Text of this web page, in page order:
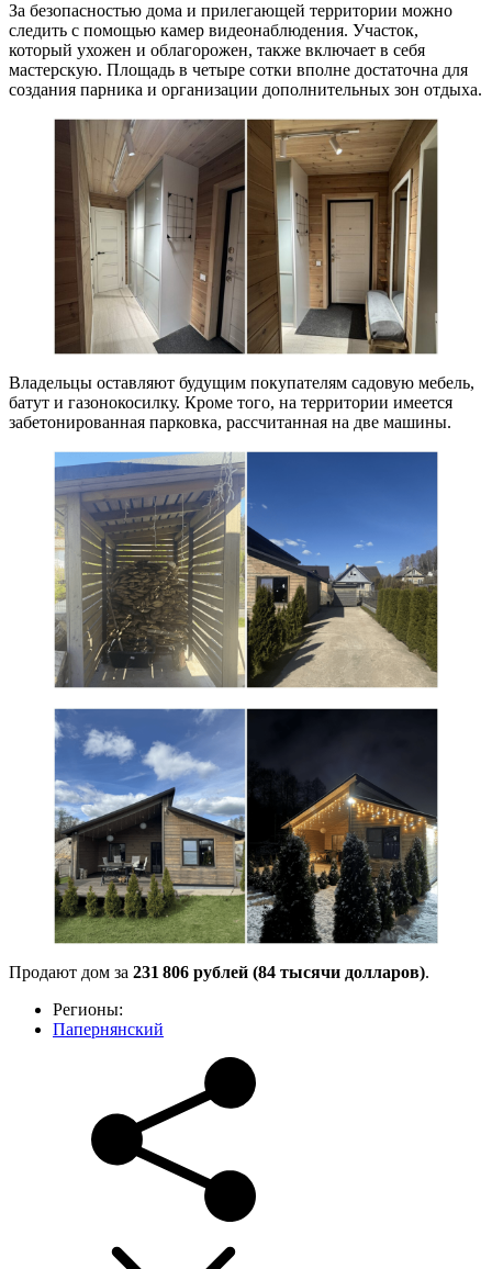
За безопасностью дома и прилегающей территории можно
следить с помощью камер видеонаблюдения. Участок,
который ухожен и облагорожен, также включает в себя
мастерскую. Площадь в четыре сотки вполне достаточна для
создания парника и организации дополнительных зон отдыха.
Владельцы оставляют будущим покупателям садовую мебель,
батут и газонокосилку. Кроме того, на территории имеется
забетонированная парковка, рассчитанная на две машины.
Продают дом за 231 806 рублей (84 тысячи долларов).
Регионы:
Папернянский